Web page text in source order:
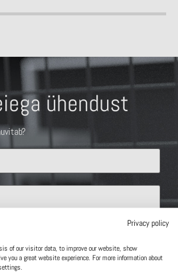
ühendust
Privacy policy
of our visitor data, to improve our website, show
you a great website experience. For more information about